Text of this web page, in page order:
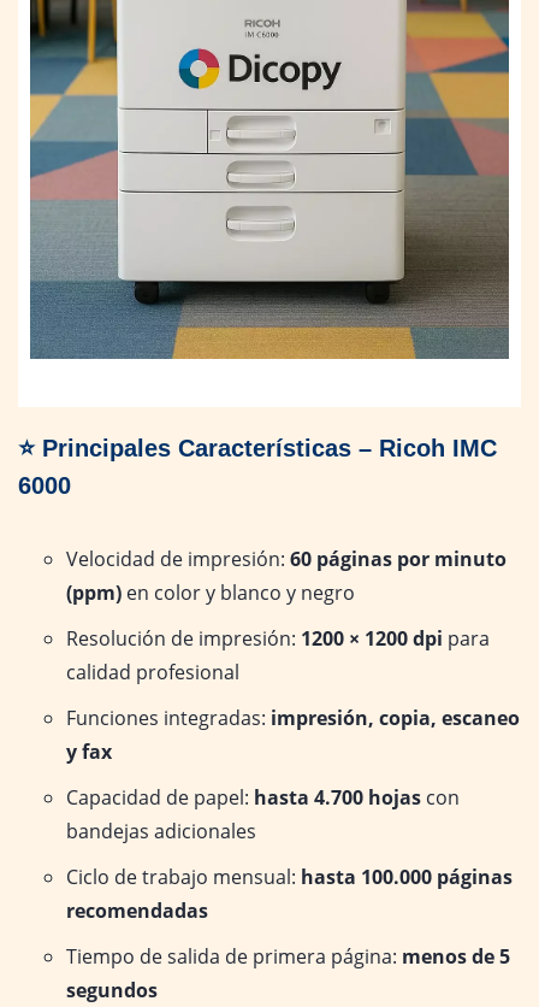
⭐ Principales Características – Ricoh IMC
6000
Velocidad de impresión: 60 páginas por minuto
(ppm) en color y blanco y negro
Resolución de impresión: 1200 × 1200 dpi para
calidad profesional
Funciones integradas: impresión, copia, escaneo
y fax
Capacidad de papel: hasta 4.700 hojas con
bandejas adicionales
Ciclo de trabajo mensual: hasta 100.000 páginas
recomendadas
Tiempo de salida de primera página: menos de 5
segundos